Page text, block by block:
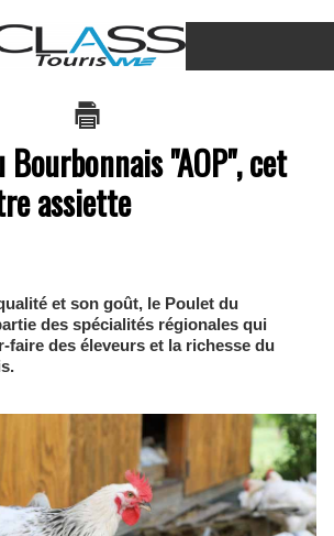
Bourbonnais "AOP", cet
assiette
et son goût, le Poulet du
des spécialités régionales qui
faire des éleveurs et la richesse du